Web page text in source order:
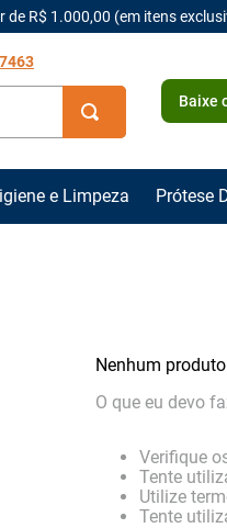
de R$ 1.000,00 (em itens
Baixe
e Limpeza Prótese
Nenhum
O que eu devo
Verifique
Tente
Utilize
Tente